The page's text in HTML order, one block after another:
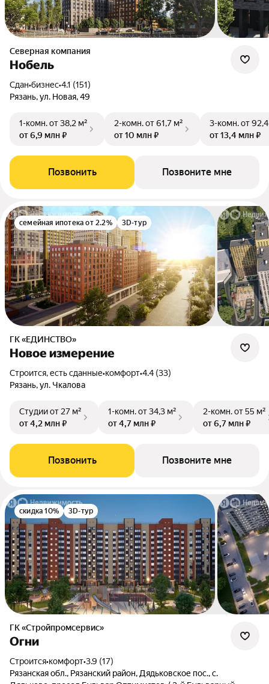
Северная компания
Нобель
Сдан•бизнес•4.1 (151)
Рязань, ул. Новая, 49
1-комн.от 38,2 м²
от 6,9 млн ₽
2-комн.от 61,7 м²
от 10 млн ₽
3-комн.от
от 13,4 млн ₽
Позвонить Позвоните мне
семейная ипотека от 2.2% 3D-тур
ГК «ЕДИНСТВО»
Новое измерение
Строится, есть сданные•комфорт•4.4 (33)
Рязань, ул. Чкалова
Студииот 27 м²
от 4,2 млн ₽
1-комн.от 34,3 м²
от 4,7 млн ₽
2-комн.от 55 м²
от 6,7 млн ₽
Позвонить Позвоните мне
скидка 10% 3D-тур
ГК «Стройпромсервис»
Огни
Строится•комфорт•3.9 (17)
Рязанская обл., Рязанский район, Дядьковское пос., с.